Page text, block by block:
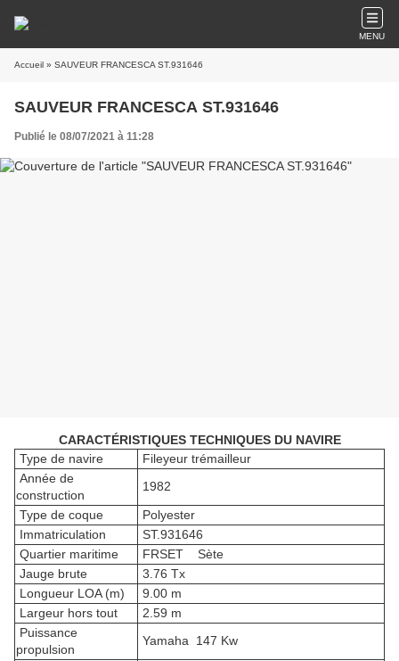
MENU
Accueil » SAUVEUR FRANCESCA ST.931646
SAUVEUR FRANCESCA ST.931646
Publié le 08/07/2021 à 11:28
CARACTÉRISTIQUES TECHNIQUES DU NAVIRE
Type de navire
Fileyeur trémailleur
Année de
construction
1982
Type de coque
Polyester
Immatriculation
ST.931646
Quartier maritime
FRSET Sète
Jauge brute
3.76 Tx
Longueur LOA (m)
9.00 m
Largeur hors tout
2.59 m
Puissance
propulsion
Yamaha 147 Kw